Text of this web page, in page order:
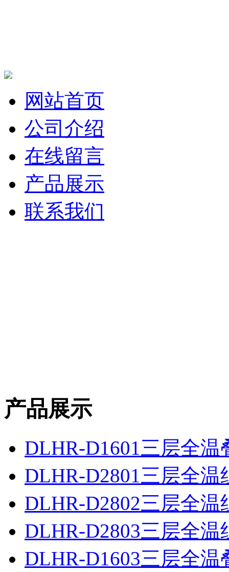
网站首页
公司介绍
在线留言
产品展示
联系我们
产品展示
DLHR-D1601三层全温
DLHR-D2801三层全温
DLHR-D2802三层全温
DLHR-D2803三层全温
DLHR-D1603三层全温